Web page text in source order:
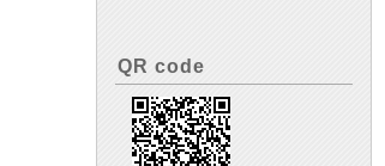
QR code